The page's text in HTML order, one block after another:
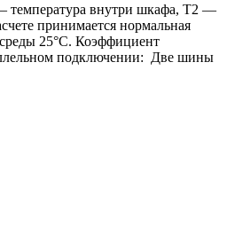
температура внутри шкафа, Т2 —
принимается нормальная
25°С. Коэффициент
подключении: Две шины